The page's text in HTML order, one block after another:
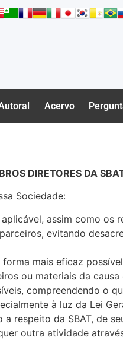
Acervo
DIRETORES DA
Sociedade:
assim como os
evitando
mais eficaz
ou materiais da
compreendendo o
à luz da Lei
respeito da SBAT, de
outra atividade